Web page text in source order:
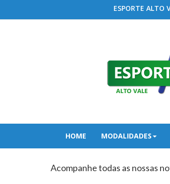
ESPORTE
HOME MODALIDADES
Acompanhe todas as nossas